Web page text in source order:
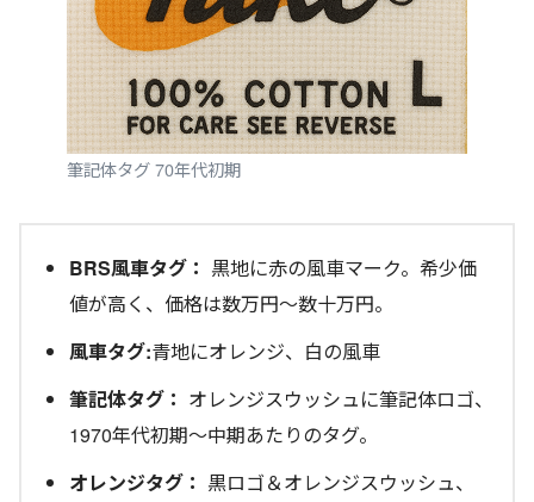
筆記体タグ 70年代初期
BRS風車タグ： 黒地に赤の風車マーク。希少価
値が高く、価格は数万円〜数十万円。
風車タグ:青地にオレンジ、白の風車
筆記体タグ： オレンジスウッシュに筆記体ロゴ、
1970年代初期～中期あたりのタグ。
オレンジタグ： 黒ロゴ＆オレンジスウッシュ、